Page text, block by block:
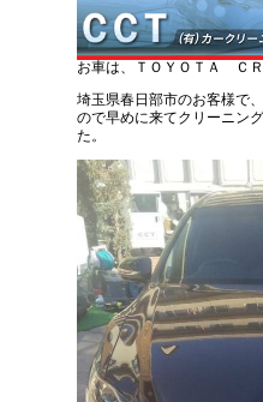
トヨタ クラウン 車
お車は、ＴＯＹＯＴＡ ＣＲ
埼玉県春日部市のお客様で
ので早めに来てクリーニン
た。